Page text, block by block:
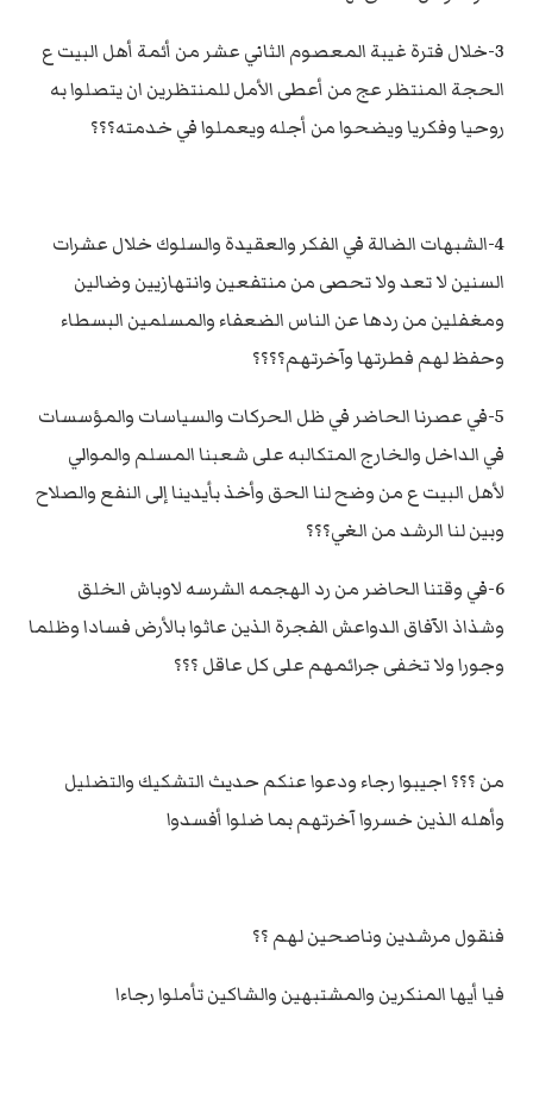
3-خلال فترة غيبة المعصوم الثاني عشر من أئمة أهل البيت ع
الحجة المنتظر عج من أعطى الأمل للمنتظرين ان يتصلوا به
روحيا وفكريا ويضحوا من أجله ويعملوا في خدمته؟؟؟
4-الشبهات الضالة في الفكر والعقيدة والسلوك خلال عشرات
السنين لا تعد ولا تحصى من منتفعين وانتهازيين وضالين
ومغفلين من ردها عن الناس الضعفاء والمسلمين البسطاء
وحفظ لهم فطرتها وآخرتهم؟؟؟؟
5-في عصرنا الحاضر في ظل الحركات والسياسات والمؤسسات
في الداخل والخارج المتكالبه على شعبنا المسلم والموالي
لأهل البيت ع من وضح لنا الحق وأخذ بأيدينا إلى النفع والصلاح
وبين لنا الرشد من الغي؟؟؟
6-في وقتنا الحاضر من رد الهجمه الشرسه لاوباش الخلق
وشذاذ الآفاق الدواعش الفجرة الذين عاثوا بالأرض فسادا وظلما
وجورا ولا تخفى جرائمهم على كل عاقل ؟؟؟
من ؟؟؟ اجيبوا رجاء ودعوا عنكم حديث التشكيك والتضليل
وأهله الذين خسروا آخرتهم بما ضلوا أفسدوا
فنقول مرشدين وناصحين لهم ؟؟
فيا أيها المنكرين والمشتبهين والشاكين تأملوا رجاءا